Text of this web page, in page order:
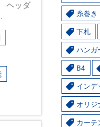
ヘッダ
糸巻き
下札
ハンガ
B4
インデ
オリジ
カーテ